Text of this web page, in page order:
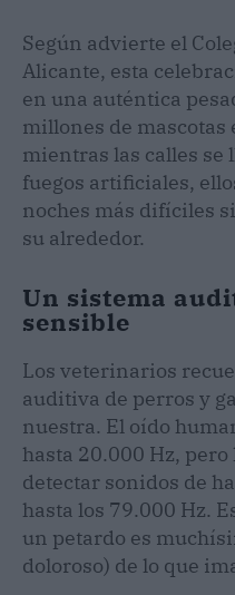
Según advierte el
Alicante, esta
en una auténtica
millones de mascotas
mientras las calles se
fuegos artificiales,
noches más difíciles
su alrededor.
Un sistema
sensible
Los veterinarios
auditiva de perros y
nuestra. El oído
hasta 20.000 Hz,
detectar sonidos de
hasta los 79.000 Hz.
un petardo es
doloroso) de lo que